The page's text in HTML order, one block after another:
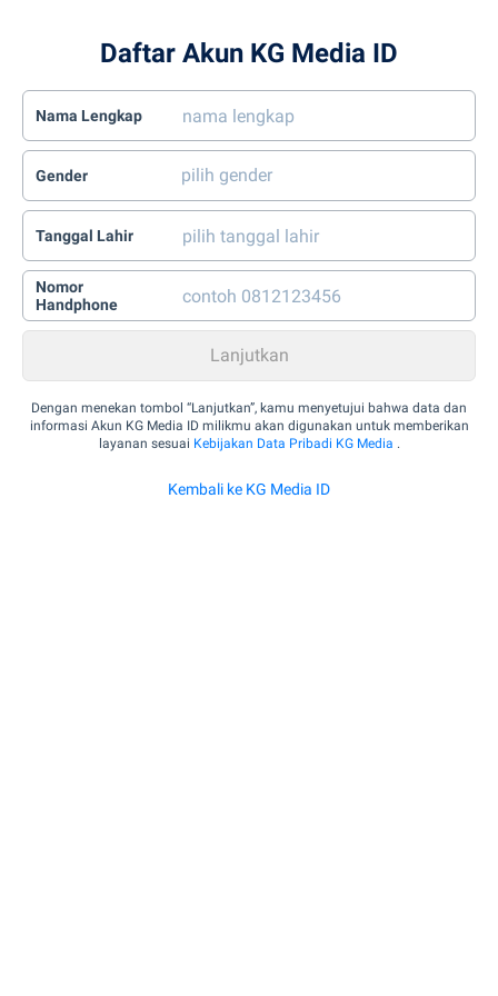
Daftar Akun KG Media ID
Nama Lengkap
Gender
Tanggal Lahir
Nomor
Handphone
Dengan menekan tombol “Lanjutkan”, kamu menyetujui bahwa data dan
informasi Akun KG Media ID milikmu akan digunakan untuk memberikan
layanan sesuai Kebijakan Data Pribadi KG Media .
Kembali ke KG Media ID